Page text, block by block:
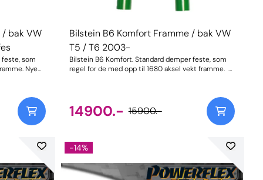
/ bak VW
som
Nye
noe
Bilstein B6 Komfort Framme / bak VW
T5 / T6 2003-
Bilstein B6 Komfort. Standard demper feste, som
regel for de med opp til 1680 aksel vekt framme.
Perfekt demper oppsett for den daglige bilist som
ønsker noe mere en orginalt. Passer for orginale
14900.- 15900.-
-14%